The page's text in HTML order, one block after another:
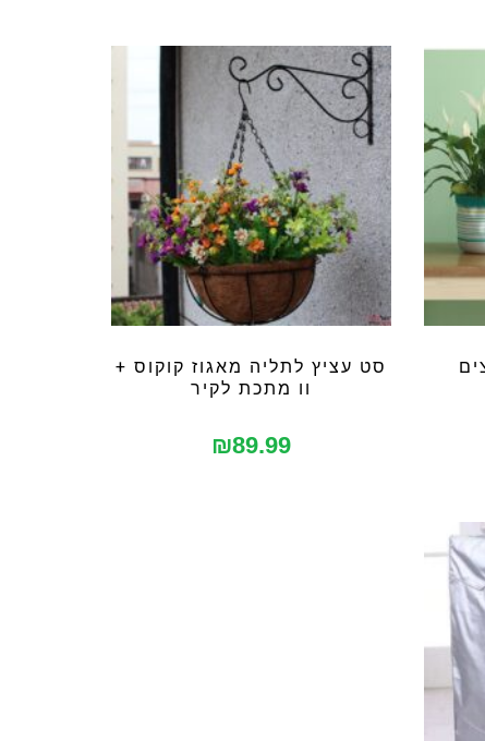
סט עציץ לתליה מאגוז קוקוס +
וו מתכת לקיר
₪89.99